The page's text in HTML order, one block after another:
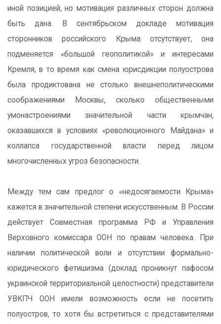
иной позицией, но мотивация различных сторон должна
быть дана. В сентябрьском докладе мотивация
сторонников российского Крыма отсутствует, она
подменяется «большой геополитикой» и интересами
Кремля, в то время как смена юрисдикции полуострова
была продиктована не столько внешнеполитическими
соображениями Москвы, сколько общественными
умонастроениями значительной части крымчан,
оказавшихся в условиях «революционного Майдана» и
коллапса государственной власти перед лицом
многочисленных угроз безопасности.
Между тем сам предлог о «недосягаемости Крыма»
кажется в значительной степени искусственным. В России
действует Совместная программа РФ и Управления
Верховного комиссара ООН по правам человека. При
наличии политической воли и отсутствии формально-
юридического фетишизма (доклад проникнут пафосом
украинской территориальной целостности) представители
УВКПЧ ООН имели возможность если не посетить
полуостров, то хотя бы встретиться с представителями